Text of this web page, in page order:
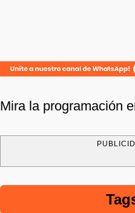
Mira la programación